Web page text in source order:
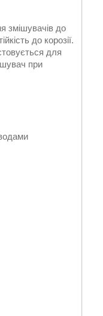
змішувачів до
до корозії.
для
при